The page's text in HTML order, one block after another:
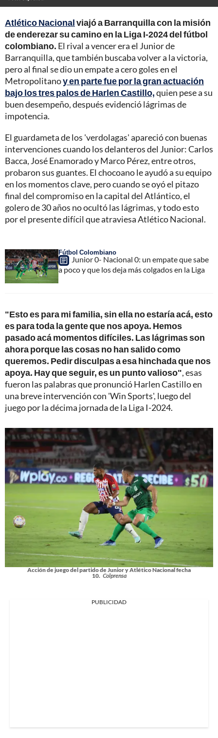
Atlético Nacionalviajó a Barranquilla con la misión
de enderezar su camino en la Liga I-2024 del fútbol
colombiano. El rival a vencer era el Junior de
Barranquilla, que también buscaba volver a la victoria,
pero al final se dio un empate a cero goles en el
Metropolitanoy en parte fue por la gran actuación
bajo los tres palos de Harlen Castillo,quien pese a su
buen desempeño, después evidenció lágrimas de
impotencia.
El guardameta de los 'verdolagas' apareció con buenas
intervenciones cuando los delanteros del Junior: Carlos
Bacca, José Enamorado y Marco Pérez, entre otros,
probaron sus guantes. El chocoano le ayudó a su equipo
en los momentos clave, pero cuando se oyó el pitazo
final del compromiso en la capital del Atlántico, el
golero de 30 años no ocultó las lágrimas, y todo esto
por el presente difícil que atraviesa Atlético Nacional.
Fútbol Colombiano
Junior 0- Nacional 0: un empate que sabe
a poco y que los deja más colgados en la Liga
"Esto es para mi familia, sin ella no estaría acá, esto
es para toda la gente que nos apoya. Hemos
pasado acá momentos difíciles. Las lágrimas son
ahora porque las cosas no han salido como
queremos. Pedir disculpas a esa hinchada que nos
apoya. Hay que seguir, es un punto valioso", esas
fueron las palabras que pronunció Harlen Castillo en
una breve intervención con 'Win Sports', luego del
juego por la décima jornada de la Liga I-2024.
Acción de juego del partido de Junior y Atlético Nacional fecha
10. Colprensa
PUBLICIDAD